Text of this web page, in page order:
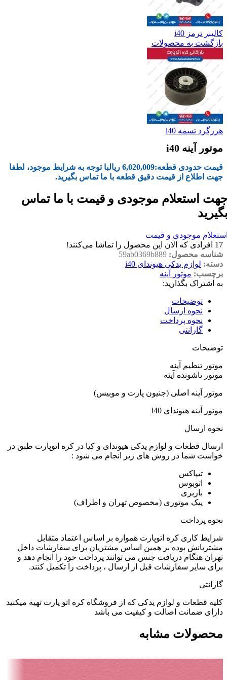
کالیبر ترمز i40
بازگشت به محصولات
هرزگرد تسمه i40
موتور آینه i40
قیمت حدودی قطعه:6,020,009 ریالبا توجه به شرایط موجود، لطفا
جهت اطلاع از قیمت دقیق قطعه با ما تماس بگیرید.
استعلام موجودی و قیمت با ما تماس
موجودی و قیمت
17 افرادی که الان این محصول را تماشا می‌کنند!
شناسه محصول: 59ab0369b889
دسته: لوازم یدکی هیوندای i40
برچسب: موتور آینه
به اشتراک بگذارید:
توضیحات
نحوه ارسال
نحوه پرداخت
گارانتی
توضیحات
موتور تنطیم آینه
موتور تاشونده آینه
موتور آینه اصلی (جنیون پارت و موبیس)
موتور آینه هیوندای i40
نحوه ارسال
ارسال قطعات و لوازم یدکی هیوندای و کیا در کره اتوپارت طبق در
خواست شما در روش های زیر انجام می شود :
تیپاکس
اتوبوس
باربری
پیک موتوری (مخصوص تهران و اطراف)
نحوه پرداخت
شرایط کاری کره اتوپارت همواره بر اساس اعتماد متقابل
مشتریانش بوده بر همین اساس مشتریان برای سفارشات داخل
تهران هنگام دریافت جنس می توانند پرداخت خود را انجام دهد و
برای سایر سفارشات قبل از ارسال ، پرداخت را تکمیل کنند.
گارانتی
کلیه قطعات و لوازم یدکی که از فروشگاه کره اتو پارت تهیه میکنید
دارای ضمانت اصالت و کیفیت می باشد
محصولات مشابه